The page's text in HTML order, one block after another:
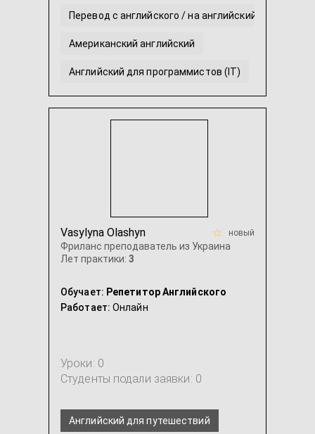
Перевод с английского / на английский
Американский английский
Английский для программистов (IT)
Разговорный английский
Vasylyna Olashyn
Фриланс преподаватель из Украина
Лет практики: 3
новый
Обучает: Репетитор Английского
Работает: Онлайн
Уроки: 0
Студенты подали заявки: 0
Английский для путешествий